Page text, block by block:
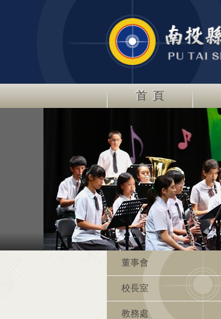
首 頁
董事會
校長室
教務處